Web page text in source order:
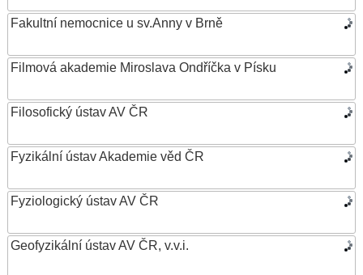
Fakultní nemocnice u sv.Anny v Brně
Filmová akademie Miroslava Ondříčka v Písku
Filosofický ústav AV ČR
Fyzikální ústav Akademie věd ČR
Fyziologický ústav AV ČR
Geofyzikální ústav AV ČR, v.v.i.